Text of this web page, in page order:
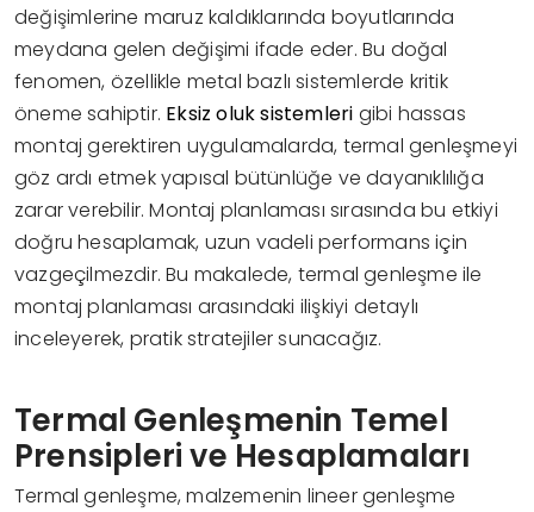
değişimlerine maruz kaldıklarında boyutlarında
meydana gelen değişimi ifade eder. Bu doğal
fenomen, özellikle metal bazlı sistemlerde kritik
öneme sahiptir. Eksiz oluk sistemleri gibi hassas
montaj gerektiren uygulamalarda, termal genleşmeyi
göz ardı etmek yapısal bütünlüğe ve dayanıklılığa
zarar verebilir. Montaj planlaması sırasında bu etkiyi
doğru hesaplamak, uzun vadeli performans için
vazgeçilmezdir. Bu makalede, termal genleşme ile
montaj planlaması arasındaki ilişkiyi detaylı
inceleyerek, pratik stratejiler sunacağız.
Termal Genleşmenin Temel
Prensipleri ve Hesaplamaları
Termal genleşme, malzemenin lineer genleşme